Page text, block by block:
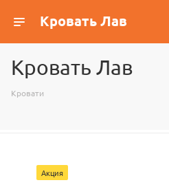
Кровать Лав
Кровать Лав
Кровати
Акция